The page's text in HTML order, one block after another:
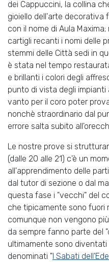
dei Cappuccini, la collina
gioiello dell'arte decorativa
con il nome di Aula
cartigli recanti i nomi delle
stemmi delle Città sedi in
è stata nel tempo
e brillanti i colori degli
punto di vista degli impianti
vanto per il coro poter
nonchè straordinario dal
errore salta subito
Le nostre prove si
(dalle 20 alle 21) c'è un
all'apprendimento delle
dal tutor di sezione o dal
questa fase i "vecchi" del
che tipicamente sono fuori
comunque non vengono
da sempre fanno parte del
ultimamente sono
denominati " I Sabati